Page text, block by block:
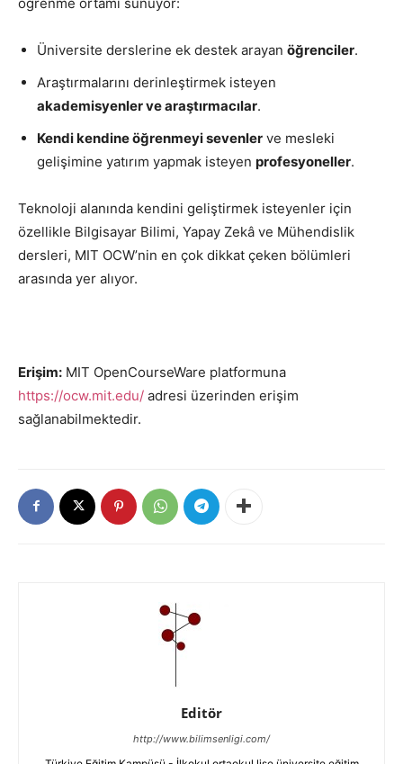
Üniversite derslerine ek destek arayan öğrenciler.
Araştırmalarını derinleştirmek isteyen
akademisyenler ve araştırmacılar.
Kendi kendine öğrenmeyi sevenler ve mesleki
gelişimine yatırım yapmak isteyen profesyoneller.
Teknoloji alanında kendini geliştirmek isteyenler için
özellikle Bilgisayar Bilimi, Yapay Zekâ ve Mühendislik
dersleri, MIT OCW’nin en çok dikkat çeken bölümleri
arasında yer alıyor.
Erişim: MIT OpenCourseWare platformuna
https://ocw.mit.edu/ adresi üzerinden erişim
sağlanabilmektedir.
Editör
http://www.bilimsenligi.com/